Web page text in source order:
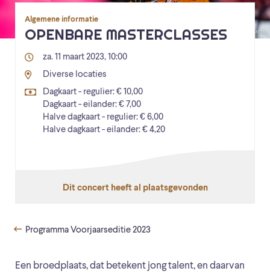
Een broedplaats, dat betekent jong talent, en daarvan
Algemene informatie
OPENBARE MASTERCLASSES
za. 11 maart 2023, 10:00
Diverse locaties
Dagkaart - regulier: € 10,00
Dagkaart - eilander: € 7,00
Halve dagkaart - regulier: € 6,00
Halve dagkaart - eilander: € 4,20
Dit concert heeft al plaatsgevonden
Programma Voorjaarseditie 2023